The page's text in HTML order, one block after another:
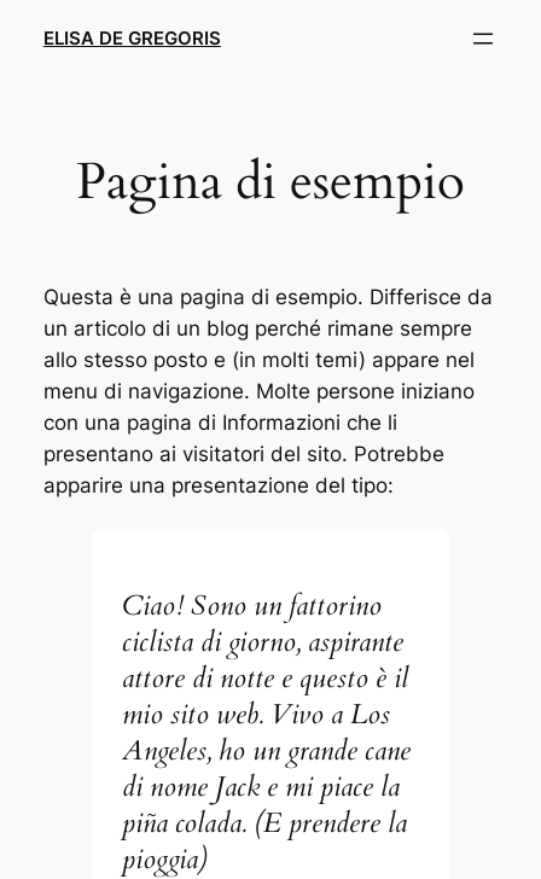
ELISA DE GREGORIS
Pagina di esempio
Questa è una pagina di esempio. Differisce da
un articolo di un blog perché rimane sempre
allo stesso posto e (in molti temi) appare nel
menu di navigazione. Molte persone iniziano
con una pagina di Informazioni che li
presentano ai visitatori del sito. Potrebbe
apparire una presentazione del tipo:
Ciao! Sono un fattorino
ciclista di giorno, aspirante
attore di notte e questo è il
mio sito web. Vivo a Los
Angeles, ho un grande cane
di nome Jack e mi piace la
piña colada. (E prendere la
pioggia)